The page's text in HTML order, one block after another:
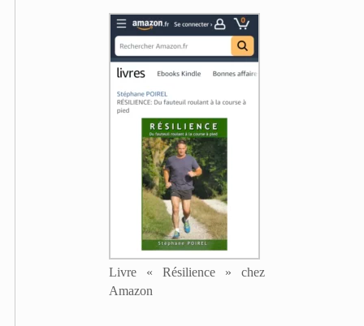
Livre « Résilience » chez
Amazon